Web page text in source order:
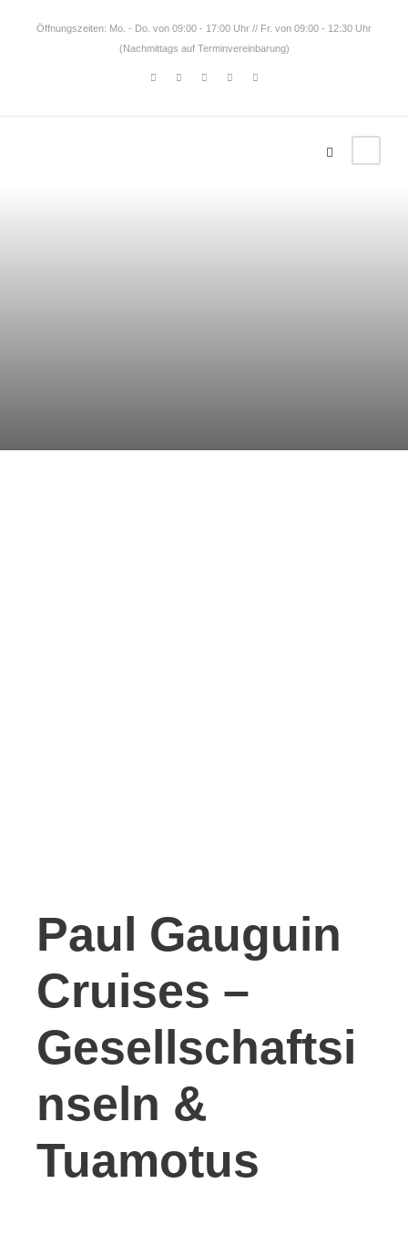
Öffnungszeiten: Mo. - Do. von 09:00 - 17:00 Uhr // Fr. von 09:00 - 12:30 Uhr
(Nachmittags auf Terminvereinbarung)
Paul Gauguin
Cruises –
Gesellschaftsi
nseln &
Tuamotus